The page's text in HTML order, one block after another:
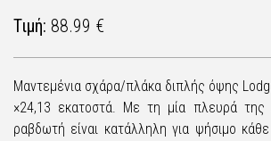
Τιμή: 88.99 €
Μαντεμένια σχάρα/πλάκα διπλής όψης
×24,13 εκατοστά. Με τη μία πλευρά της
ραβδωτή είναι κατάλληλη για ψήσιμο